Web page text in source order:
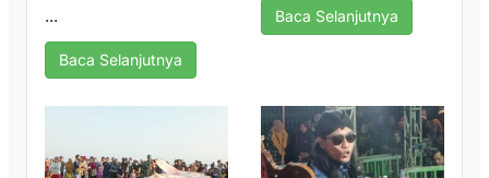
...
Baca Selanjutnya
Baca Selanjutnya